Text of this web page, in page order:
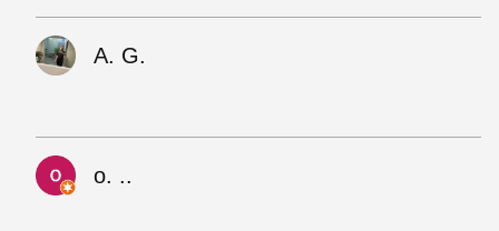
A. G.
o. ..